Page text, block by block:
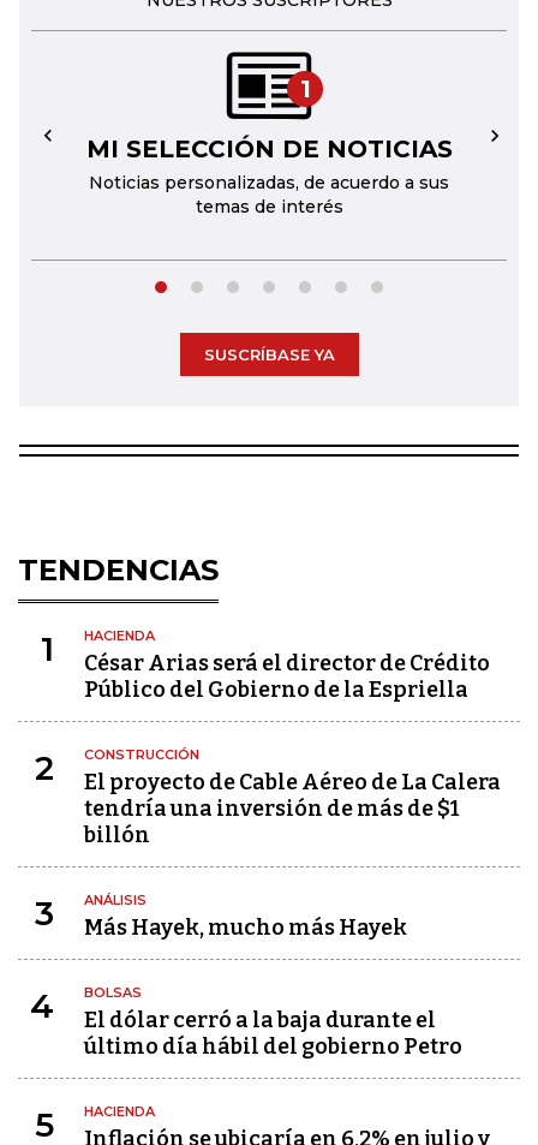
1
MI SELECCIÓN DE NOTICIAS
Noticias personalizadas, de acuerdo a sus
temas de interés
← →
SUSCRÍBASE YA
TENDENCIAS
1 HACIENDA
César Arias será el director de Crédito
Público del Gobierno de la Espriella
2 CONSTRUCCIÓN
El proyecto de Cable Aéreo de La Calera
tendría una inversión de más de $1
billón
3 ANÁLISIS
Más Hayek, mucho más Hayek
4 BOLSAS
El dólar cerró a la baja durante el
último día hábil del gobierno Petro
5 HACIENDA
Inflación se ubicaría en 6,2% en julio y